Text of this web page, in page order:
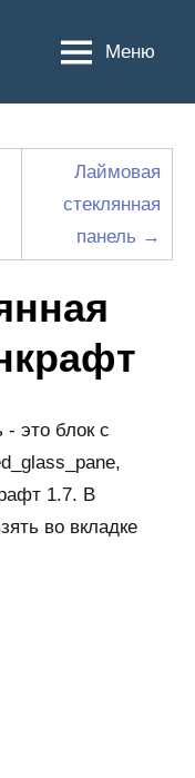
Меню
Лаймовая
стеклянная
панель →
- это блок с
1.7. В
во вкладке